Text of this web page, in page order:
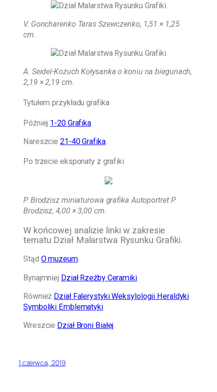
V. Goncharenko Taras Szewczenko, 1,51 × 1,25
cm.
A. Seidel-Kożuch Kołysanka o koniu na biegunach,
2,19 × 2,19 cm.
Tytułem przykładu grafika
Później 1-20 Grafika
Nareszcie21-40 Grafika.
Po trzecie eksponaty z grafiki
P. Brodzisz miniaturowa grafika Autoportret P.
Brodzisz, 4,00 × 3,00 cm.
W końcowej analizie linki w zakresie
tematu Dział Malarstwa Rysunku Grafiki.
Stąd O muzeum.
Bynajmniej Dział Rzeźby Ceramiki.
Również Dział Falerystyki Weksylologii Heraldyki
Symboliki Emblematyki.
Wreszcie Dział Broni Białej.
1 czerwca, 2019